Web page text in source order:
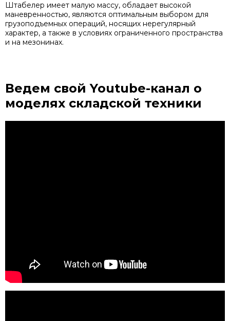
Штабелер имеет малую массу, обладает высокой
маневренностью, являются оптимальным выбором для
грузоподъемных операций, носящих нерегулярный
характер, а также в условиях ограниченного пространства
и на мезонинах.
Ведем свой Youtube-канал о
моделях складской техники